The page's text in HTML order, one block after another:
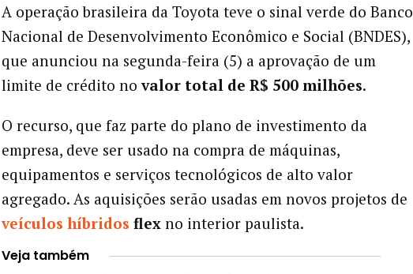
A operação brasileira da Toyota teve o sinal verde do Banco
Nacional de Desenvolvimento Econômico e Social (BNDES),
que anunciou na segunda-feira (5) a aprovação de um
limite de crédito novalor total de R$ 500 milhões.
O recurso, que faz parte do plano de investimento da
empresa, deve ser usado na compra de máquinas,
equipamentos e serviços tecnológicos de alto valor
agregado. As aquisições serão usadas em novos projetos de
veículos híbridos flex no interior paulista.
Veja também